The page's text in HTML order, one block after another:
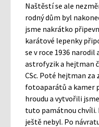
Naštěstí se ale
rodný dům byl
jsme nakrátko
karátové lepenky
se v roce 1936 narodil
astrofyzik a hejtman
CSc. Poté hejtman za
fotoaparátů a kamer
hroudu a vytvořili
tuto památnou chvíli.
ještě nebyl. Po